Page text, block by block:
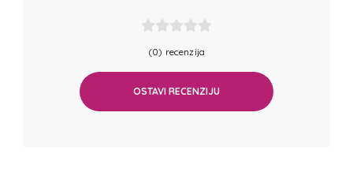
(0) recenzija
OSTAVI RECENZIJU